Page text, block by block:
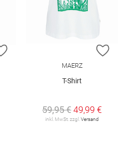
ZUR WUNSCHLISTE HINZUFÜGEN
ZUR
MAERZ
T-Shirt
59,95 €49,99 €
inkl. MwSt. zzgl. Versand